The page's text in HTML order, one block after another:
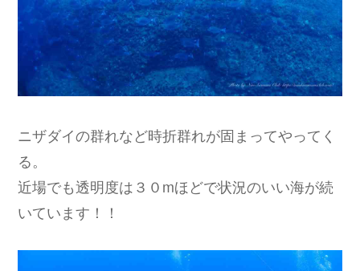
ニザダイの群れなど時折群れが固まってやってく
る。
近場でも透明度は３０mほどで状況のいい海が続
いています！！